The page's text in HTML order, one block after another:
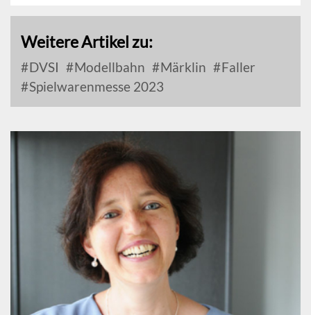
Weitere Artikel zu:
DVSI Modellbahn Märklin
Faller
Spielwarenmesse 2023